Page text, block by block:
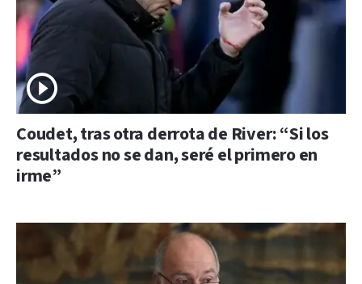
Coudet, tras otra derrota de River: “Si los
resultados no se dan, seré el primero en
irme”